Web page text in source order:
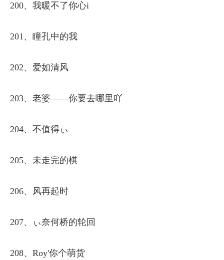
200、我暖不了你心i
201、瞳孔中的我
202、爱如清风
203、老婆——你要去哪里吖
204、不值得ぃ
205、未走完的棋
206、风再起时
207、ぃ奈何桥的轮回
208、Roy'你个萌货